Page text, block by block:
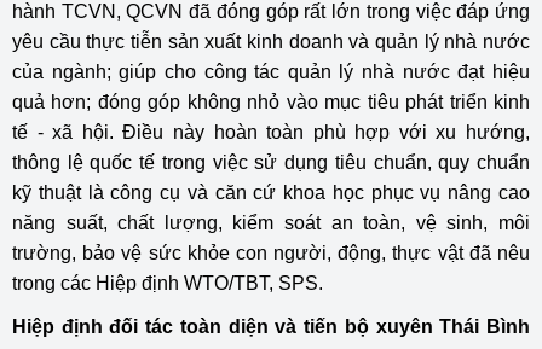
hành TCVN, QCVN đã đóng góp rất lớn trong việc đáp ứng
yêu cầu thực tiễn sản xuất kinh doanh và quản lý nhà nước
của ngành; giúp cho công tác quản lý nhà nước đạt hiệu
quả hơn; đóng góp không nhỏ vào mục tiêu phát triển kinh
tế - xã hội. Điều này hoàn toàn phù hợp với xu hướng,
thông lệ quốc tế trong việc sử dụng tiêu chuẩn, quy chuẩn
kỹ thuật là công cụ và căn cứ khoa học phục vụ nâng cao
năng suất, chất lượng, kiểm soát an toàn, vệ sinh, môi
trường, bảo vệ sức khỏe con người, động, thực vật đã nêu
trong các Hiệp định WTO/TBT, SPS.
Hiệp định đối tác toàn diện và tiến bộ xuyên Thái Bình